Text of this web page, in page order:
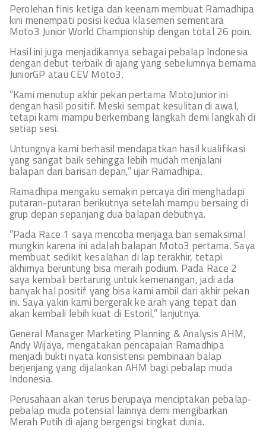
Perolehan finis ketiga dan keenam membuat Ramadhipa
kini menempati posisi kedua klasemen sementara
Moto3 Junior World Championship dengan total 26 poin.
Hasil ini juga menjadikannya sebagai pebalap Indonesia
dengan debut terbaik di ajang yang sebelumnya bernama
JuniorGP atau CEV Moto3.
”Kami menutup akhir pekan pertama MotoJunior ini
dengan hasil positif. Meski sempat kesulitan di awal,
tetapi kami mampu berkembang langkah demi langkah di
setiap sesi.
Untungnya kami berhasil mendapatkan hasil kualifikasi
yang sangat baik sehingga lebih mudah menjalani
balapan dari barisan depan,” ujar Ramadhipa.
Ramadhipa mengaku semakin percaya diri menghadapi
putaran-putaran berikutnya setelah mampu bersaing di
grup depan sepanjang dua balapan debutnya.
”Pada Race 1 saya mencoba menjaga ban semaksimal
mungkin karena ini adalah balapan Moto3 pertama. Saya
membuat sedikit kesalahan di lap terakhir, tetapi
akhirnya beruntung bisa meraih podium. Pada Race 2
saya kembali bertarung untuk kemenangan, jadi ada
banyak hal positif yang bisa kami ambil dari akhir pekan
ini. Saya yakin kami bergerak ke arah yang tepat dan
akan kembali lebih kuat di Estoril,” lanjutnya.
General Manager Marketing Planning & Analysis AHM,
Andy Wijaya, mengatakan pencapaian Ramadhipa
menjadi bukti nyata konsistensi pembinaan balap
berjenjang yang dijalankan AHM bagi pebalap muda
Indonesia.
Perusahaan akan terus berupaya menciptakan pebalap-
pebalap muda potensial lainnya demi mengibarkan
Merah Putih di ajang bergengsi tingkat dunia.